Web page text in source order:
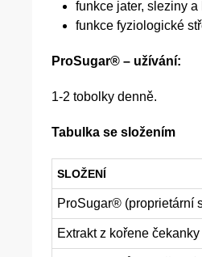
funkce jater, sleziny a
funkce fyziologické
ProSugar® – užívání:
1-2 tobolky denně.
Tabulka se složením
SLOŽENÍ
ProSugar® (proprietární
Extrakt z kořene